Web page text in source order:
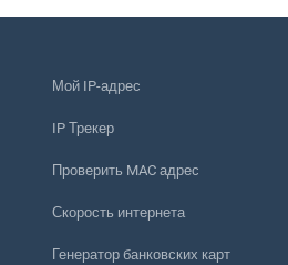
Мой IP-адрес
IP Трекер
Проверить MAC адрес
Скорость интернета
Генератор банковских карт